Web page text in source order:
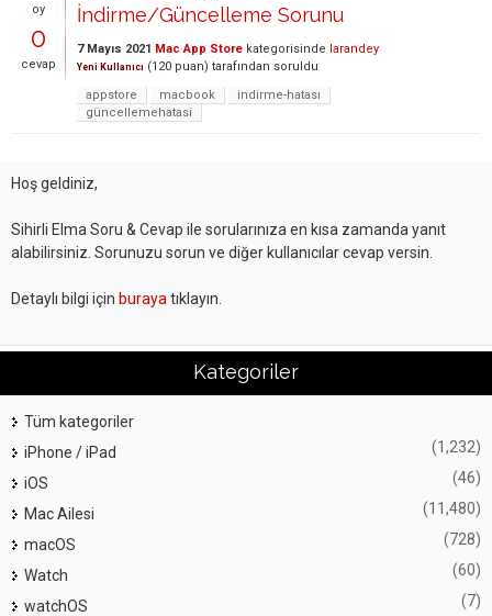
oy
0
cevap
İndirme/Güncelleme Sorunu
7 Mayıs 2021 Mac App Store kategorisinde larandey
Yeni Kullanıcı (120 puan) tarafından soruldu
appstore
macbook
indirme-hatası
güncellemehatasi
Hoş geldiniz,
Sihirli Elma Soru & Cevap ile sorularınıza en kısa zamanda yanıt
alabilirsiniz. Sorunuzu sorun ve diğer kullanıcılar cevap versin.
Detaylı bilgi için buraya tıklayın.
Kategoriler
Tüm kategoriler
iPhone / iPad
(1,232)
iOS (46)
Mac Ailesi (11,480)
macOS (728)
Watch (60)
watchOS (7)